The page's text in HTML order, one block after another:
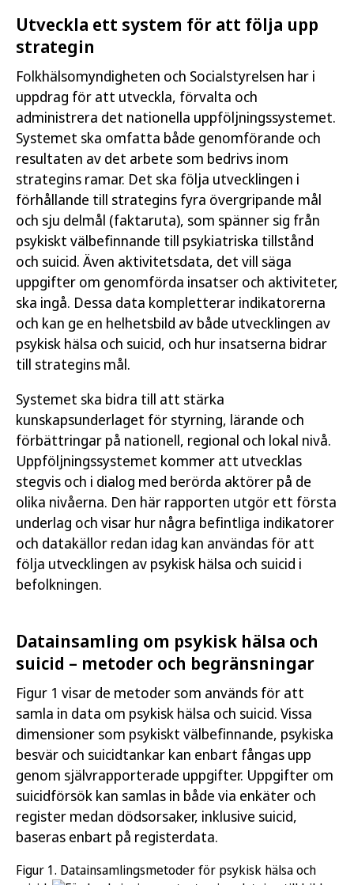
Utveckla ett system för att följa upp
strategin
Folkhälsomyndigheten och Socialstyrelsen har i
uppdrag för att utveckla, förvalta och
administrera det nationella uppföljningssystemet.
Systemet ska omfatta både genomförande och
resultaten av det arbete som bedrivs inom
strategins ramar. Det ska följa utvecklingen i
förhållande till strategins fyra övergripande mål
och sju delmål (faktaruta), som spänner sig från
psykiskt välbefinnande till psykiatriska tillstånd
och suicid. Även aktivitetsdata, det vill säga
uppgifter om genomförda insatser och aktiviteter,
ska ingå. Dessa data kompletterar indikatorerna
och kan ge en helhetsbild av både utvecklingen av
psykisk hälsa och suicid, och hur insatserna bidrar
till strategins mål.
Systemet ska bidra till att stärka
kunskapsunderlaget för styrning, lärande och
förbättringar på nationell, regional och lokal nivå.
Uppföljningssystemet kommer att utvecklas
stegvis och i dialog med berörda aktörer på de
olika nivåerna. Den här rapporten utgör ett första
underlag och visar hur några befintliga indikatorer
och datakällor redan idag kan användas för att
följa utvecklingen av psykisk hälsa och suicid i
befolkningen.
Datainsamling om psykisk hälsa och
suicid – metoder och begränsningar
Figur 1 visar de metoder som används för att
samla in data om psykisk hälsa och suicid. Vissa
dimensioner som psykiskt välbefinnande, psykiska
besvär och suicidtankar kan enbart fångas upp
genom självrapporterade uppgifter. Uppgifter om
suicidförsök kan samlas in både via enkäter och
register medan dödsorsaker, inklusive suicid,
baseras enbart på registerdata.
Figur 1. Datainsamlingsmetoder för psykisk hälsa och